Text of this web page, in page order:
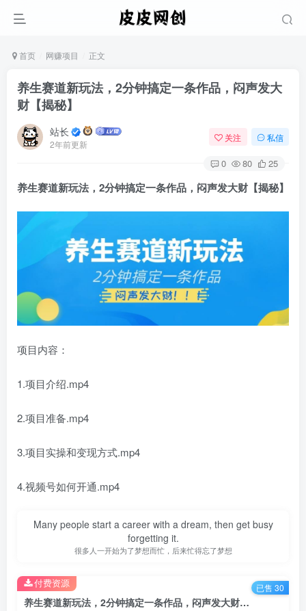
首页 网赚项目 正文
养生赛道新玩法，2分钟搞定一条作品，闷声发大
财【揭秘】
站长
2年前更新
关注 私信
0 80 25
养生赛道新玩法 ，2分钟搞定一条作品，闷声发大财【揭秘】
项目内容：
1.项目介绍.mp4
2.项目准备.mp4
3.项目实操和变现方式.mp4
4.视频号如何开通.mp4
Many people start a career with a dream, then get busy
forgetting it.
很多人一开始为了梦想而忙，后来忙得忘了梦想
养生赛道新玩法，2分钟搞定一条作品，闷声发大财【揭秘】
付费资源 已售 30